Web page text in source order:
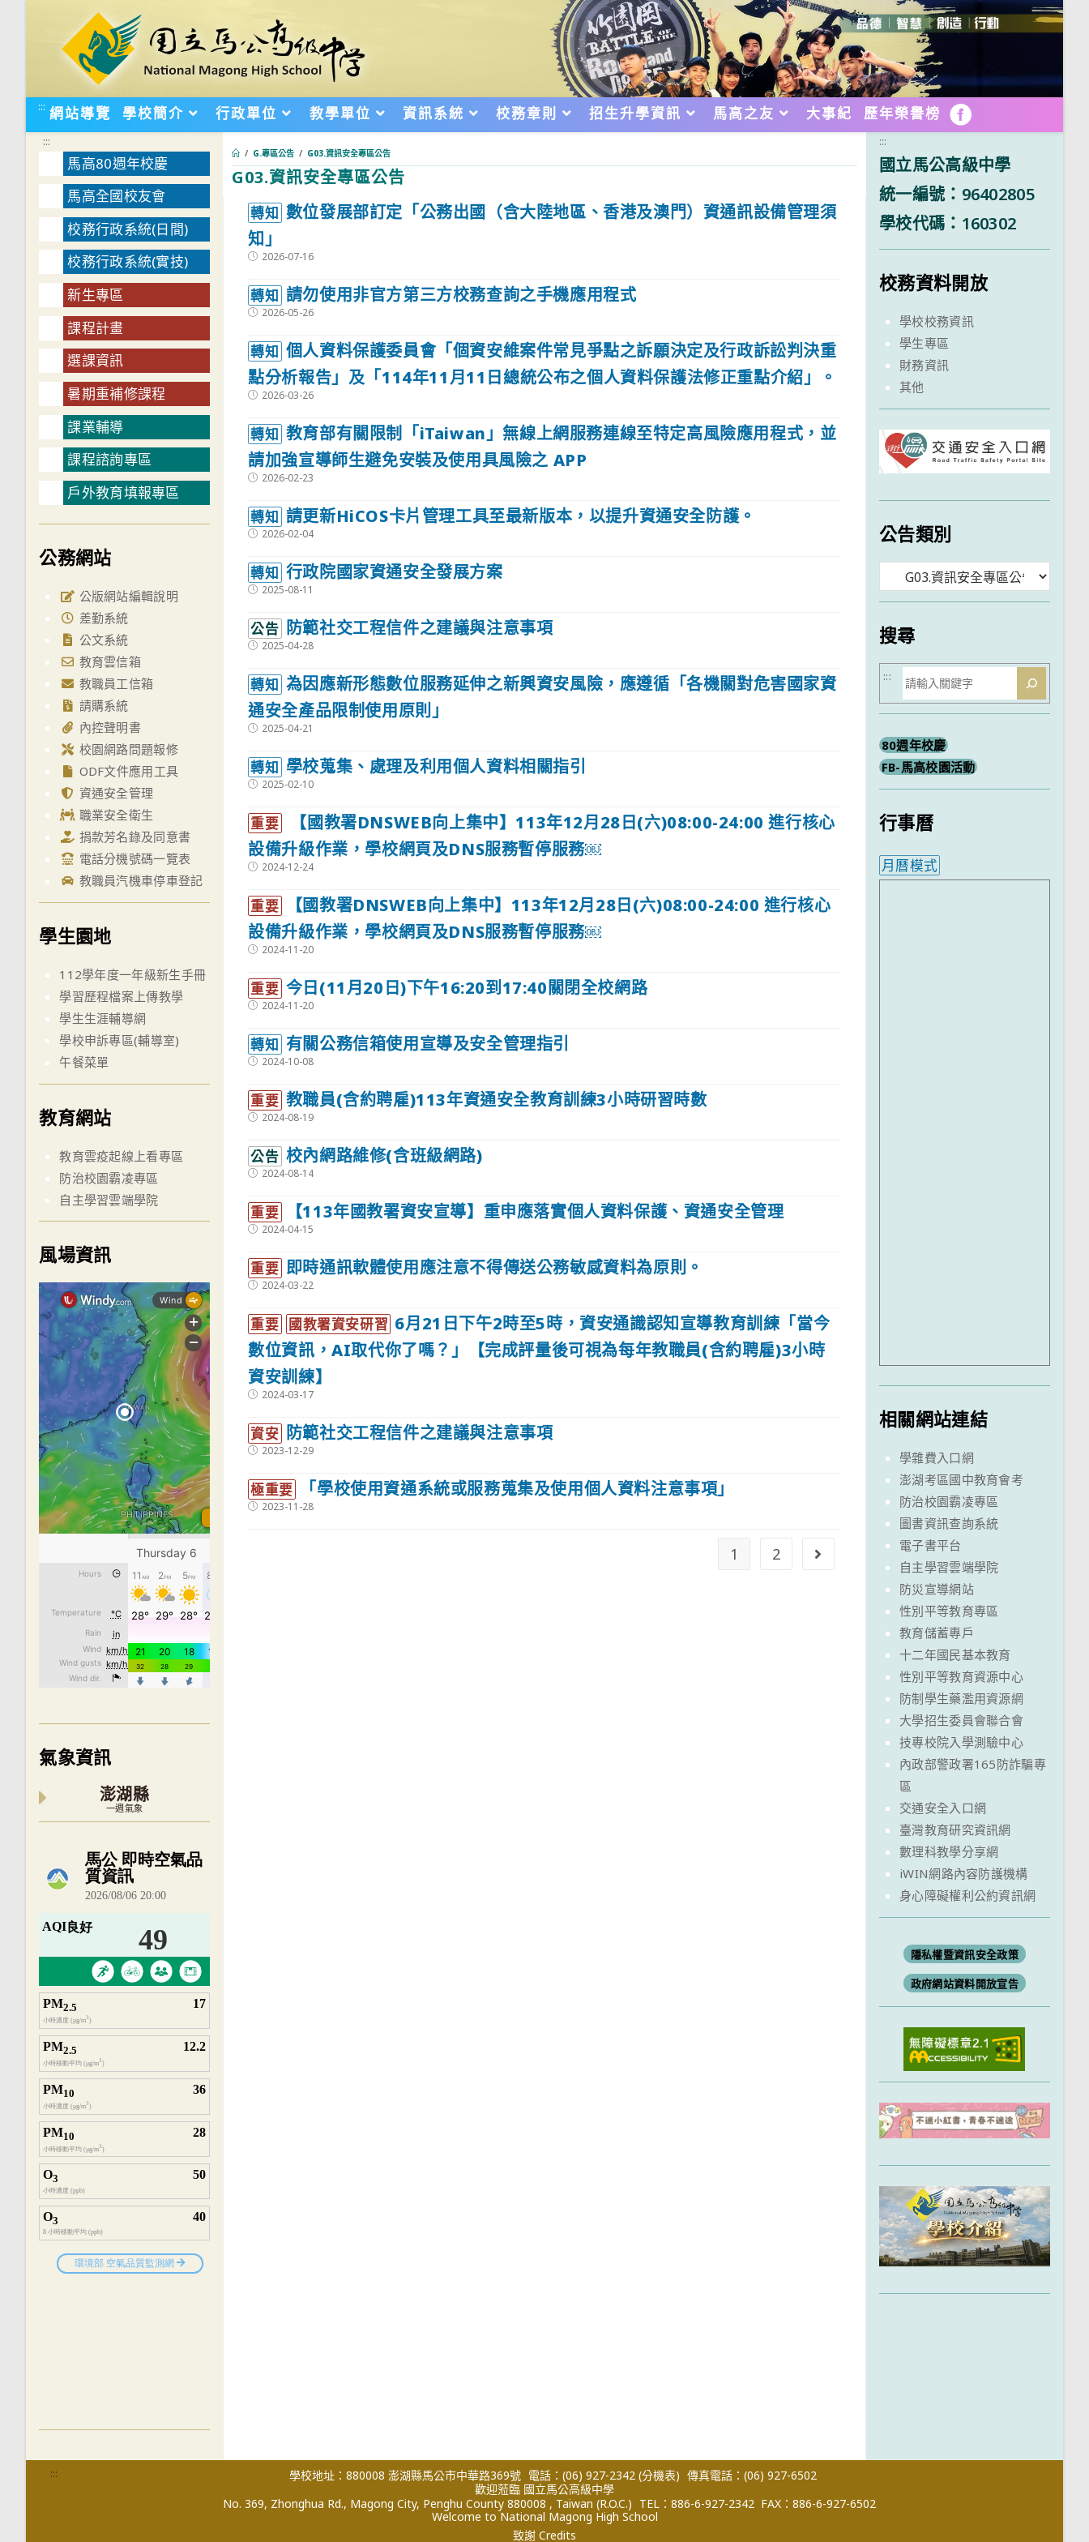
::: 網站導覽 學校簡介 行政單位 教學單位 資訊系統 校務章則 招生升學資訊 馬高之友 大事紀 歷年榮譽榜 FB
G03.資訊安全專區公告
/ G.專區公告 / G03.資訊安全專區公告
轉知 數位發展部訂定「公務出國（含大陸地區、香港及澳門）資通訊設備管理須
知」
Post2026-07-16
轉知 請勿使用非官方第三方校務查詢之手機應用程式
Post2026-05-26
轉知 個人資料保護委員會「個資安維案件常見爭點之訴願決定及行政訴訟判決重
點分析報告」及「114年11月11日總統公布之個人資料保護法修正重點介紹」。
Post2026-03-26
轉知 教育部有關限制「iTaiwan」無線上網服務連線至特定高風險應用程式，並
請加強宣導師生避免安裝及使用具風險之 APP
Post2026-02-23
轉知 請更新HiCOS卡片管理工具至最新版本，以提升資通安全防護。
Post2026-02-04
轉知 行政院國家資通安全發展方案
Post2025-08-11
公告 防範社交工程信件之建議與注意事項
Post2025-04-28
轉知 為因應新形態數位服務延伸之新興資安風險，應遵循「各機關對危害國家資
通安全產品限制使用原則」
Post2025-04-21
轉知 學校蒐集、處理及利用個人資料相關指引
Post2025-02-10
重要
【國教署DNSWEB向上集中】113年12月28日(六)08:00-24:00 進行核心
設備升級作業，學校網頁及DNS服務暫停服務￼
Post2024-12-24
重要
【國教署DNSWEB向上集中】113年12月28日(六)08:00-24:00 進行核心
設備升級作業，學校網頁及DNS服務暫停服務￼
Post2024-11-20
重要 今日(11月20日)下午16:20到17:40關閉全校網路
Post2024-11-20
轉知 有關公務信箱使用宣導及安全管理指引
Post2024-10-08
重要 教職員(含約聘雇)113年資通安全教育訓練3小時研習時數
Post2024-08-19
公告 校內網路維修(含班級網路)
Post2024-08-14
重要 【113年國教署資安宣導】重申應落實個人資料保護、資通安全管理
Post2024-04-15
重要 即時通訊軟體使用應注意不得傳送公務敏感資料為原則。
Post2024-03-22
重要 國教署資安研習 6月21日下午2時至5時，資安通識認知宣導教育訓練「當今
數位資訊，AI取代你了嗎？」【完成評量後可視為每年教職員(含約聘雇)3小時
資安訓練】
Post2024-03-17
資安 防範社交工程信件之建議與注意事項
Post2023-12-29
極重要 「學校使用資通系統或服務蒐集及使用個人資料注意事項」
Post2023-11-28
1 2 Go to the next page
:::
馬高80週年校慶
馬高全國校友會
校務行政系統(日間)
校務行政系統(實技)
新生專區
課程計畫
選課資訊
暑期重補修課程
課業輔導
課程諮詢專區
戶外教育填報專區
公務網站
公版網站編輯說明
差勤系統
公文系統
教育雲信箱
教職員工信箱
請購系統
內控聲明書
校園網路問題報修
ODF文件應用工具
資通安全管理
職業安全衛生
捐款芳名錄及同意書
電話分機號碼一覽表
教職員汽機車停車登記
學生園地
112學年度一年級新生手冊
學習歷程檔案上傳教學
學生生涯輔導網
學校申訴專區(輔導室)
午餐菜單
教育網站
教育雲疫起線上看專區
防治校園霸凌專區
自主學習雲端學院
風場資訊
氣象資訊
澎湖縣
一週氣象
內嵌空氣品質小工具為視覺預覽，完整即時空氣品質資料請開啟
:::
國立馬公高級中學
統一編號：96402805
學校代碼：160302
校務資料開放
學校校務資訊
學生專區
財務資訊
其他
公告類別
類
搜尋
搜
尋
:::
80週年校慶
FB-馬高校園活動
行事曆
月曆模式
相關網站連結
學雜費入口網
澎湖考區國中教育會考
防治校園霸凌專區
圖書資訊查詢系統
電子書平台
自主學習雲端學院
防災宣導網站
性別平等教育專區
教育儲蓄專戶
十二年國民基本教育
性別平等教育資源中心
防制學生藥濫用資源網
大學招生委員會聯合會
技專校院入學測驗中心
內政部警政署165防詐騙專
區
交通安全入口網
臺灣教育研究資訊網
數理科教學分享網
iWIN網路內容防護機構
身心障礙權利公約資訊網
隱私權暨資訊安全政策
政府網站資料開放宣告
::: 學校地址：880008 澎湖縣馬公市中華路369號 電話：(06) 927-2342 (分機表) 傳真電話：(06) 927-6502
歡迎蒞臨 國立馬公高級中學
No. 369, Zhonghua Rd., Magong City, Penghu County 880008 , Taiwan (R.O.C.) TEL：886-6-927-2342 FAX：886-6-927-6502
Welcome to National Magong High School
致謝 Credits